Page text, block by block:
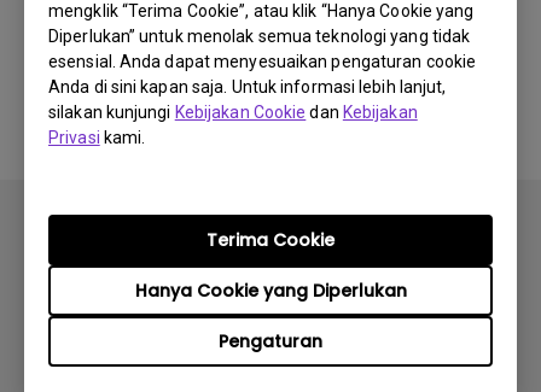
mengklik “Terima Cookie”, atau klik “Hanya Cookie yang
Diperlukan” untuk menolak semua teknologi yang tidak
esensial. Anda dapat menyesuaikan pengaturan cookie
Anda di sini kapan saja. Untuk informasi lebih lanjut,
silakan kunjungi Kebijakan Cookie dan Kebijakan
Privasi kami.
Pengaturan
Hanya Cookie yang Diperlukan
Terima Cookie
Tidak ada perangkat lunak
&amp; driver terkait